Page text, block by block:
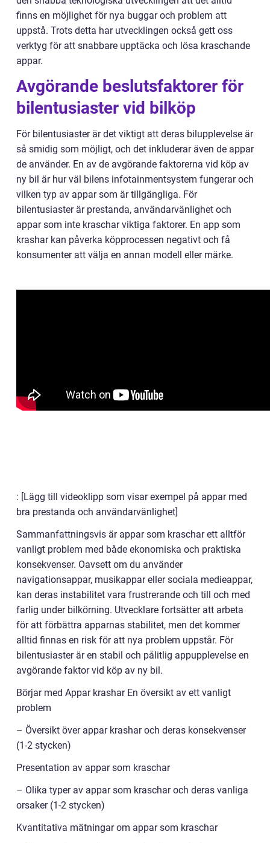
finns en möjlighet för nya buggar och problem att
uppstå. Trots detta har utvecklingen också gett oss
verktyg för att snabbare upptäcka och lösa kraschande
appar.
Avgörande beslutsfaktorer för
bilentusiaster vid bilköp
För bilentusiaster är det viktigt att deras bilupplevelse är
så smidig som möjligt, och det inkluderar även de appar
de använder. En av de avgörande faktorerna vid köp av
ny bil är hur väl bilens infotainmentsystem fungerar och
vilken typ av appar som är tillgängliga. För
bilentusiaster är prestanda, användarvänlighet och
appar som inte kraschar viktiga faktorer. En app som
krashar kan påverka köpprocessen negativt och få
konsumenter att välja en annan modell eller märke.
: [Lägg till videoklipp som visar exempel på appar med
bra prestanda och användarvänlighet]
Sammanfattningsvis är appar som kraschar ett alltför
vanligt problem med både ekonomiska och praktiska
konsekvenser. Oavsett om du använder
navigationsappar, musikappar eller sociala medieappar,
kan deras instabilitet vara frustrerande och till och med
farlig under bilkörning. Utvecklare fortsätter att arbeta
för att förbättra apparnas stabilitet, men det kommer
alltid finnas en risk för att nya problem uppstår. För
bilentusiaster är en stabil och pålitlig appupplevelse en
avgörande faktor vid köp av ny bil.
Börjar med Appar krashar En översikt av ett vanligt
problem
– Översikt över appar krashar och deras konsekvenser
(1-2 stycken)
Presentation av appar som kraschar
– Olika typer av appar som kraschar och deras vanliga
orsaker (1-2 stycken)
Kvantitativa mätningar om appar som kraschar